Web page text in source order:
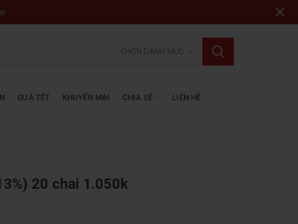
CHỌN DANH MỤC
QUÀ TẾT KHUYẾN MẠI CHIA SẺ LIÊN HỆ
20 chai 1.050k